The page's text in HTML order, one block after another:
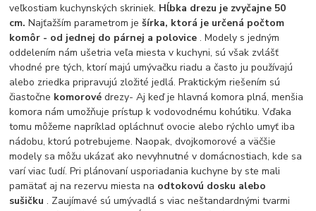
veľkostiam kuchynských skriniek. Hĺbka drezu je zvyčajne 50
cm.Najťažším parametrom ješírka, ktorá je určená počtom
komôr - od jednej do párnej a polovice . Modely s jedným
oddelením nám ušetria veľa miesta v kuchyni, sú však zvlášť
vhodné pre tých, ktorí majú umývačku riadu a často ju používajú
alebo zriedka pripravujú zložité jedlá. Praktickým riešením sú
čiastočne komorové drezy- Aj keď je hlavná komora plná, menšia
komora nám umožňuje prístup k vodovodnému kohútiku. Vďaka
tomu môžeme napríklad opláchnuť ovocie alebo rýchlo umyť iba
nádobu, ktorú potrebujeme. Naopak, dvojkomorové a väčšie
modely sa môžu ukázať ako nevyhnutné v domácnostiach, kde sa
varí viac ľudí. Pri plánovaní usporiadania kuchyne by ste mali
pamätať aj na rezervu miesta na odtokovú dosku alebo
sušičku . Zaujímavé sú umývadlá s viac neštandardnými tvarmi